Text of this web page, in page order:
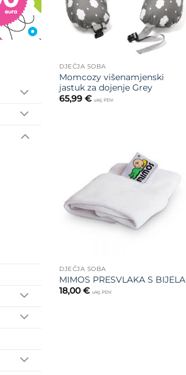
DJEČJA SOBA
Momcozy višenamjenski
jastuk za dojenje Grey
65,99€ uklj. PDV
na listu
DJEČJA SOBA
MIMOS PRESVLAKA S BIJELA
18,00€ uklj. PDV